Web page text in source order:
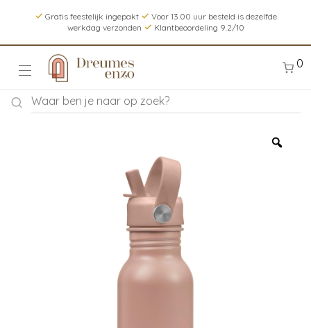
Gratis feestelijk ingepakt
Voor 13.00 uur besteld is dezelfde
werkdag verzonden
Klantbeoordeling 9.2/10
0